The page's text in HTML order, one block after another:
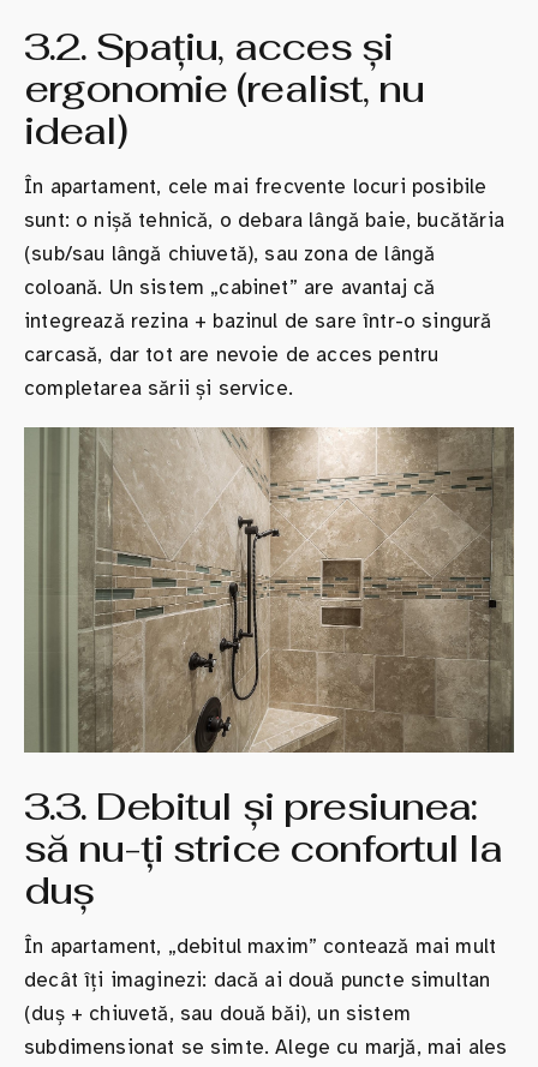
3.2. Spațiu, acces și
ergonomie (realist, nu
ideal)
În apartament, cele mai frecvente locuri posibile
sunt: o nișă tehnică, o debara lângă baie, bucătăria
(sub/sau lângă chiuvetă), sau zona de lângă
coloană. Un sistem „cabinet” are avantaj că
integrează rezina + bazinul de sare într-o singură
carcasă, dar tot are nevoie de acces pentru
completarea sării și service.
3.3. Debitul și presiunea:
să nu-ți strice confortul la
duș
În apartament, „debitul maxim” contează mai mult
decât îți imaginezi: dacă ai două puncte simultan
(duș + chiuvetă, sau două băi), un sistem
subdimensionat se simte. Alege cu marjă, mai ales